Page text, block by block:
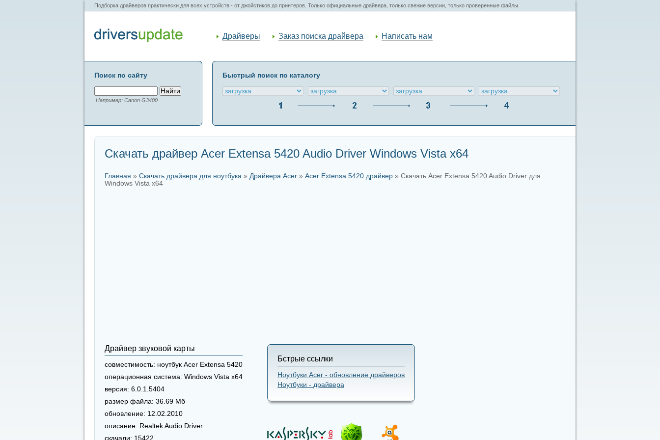
Подборка драйверов практически для всех устройств - от джойстиков до принтеров. Только официальные драйвера, только свежие версии, только проверенные файлы.
Драйверы Заказ поиска драйвера Написать нам
Поиск по сайту
Например: Canon G3400
Быстрый поиск по каталогу
Скачать драйвер Acer Extensa 5420 Audio Driver Windows Vista x64
Главная » Скачать драйвера для ноутбука » Драйвера Acer » Acer Extensa 5420 драйвер » Скачать Acer Extensa 5420 Audio Driver для
Windows Vista x64
Драйвер звуковой карты
совместимость: ноутбук Acer Extensa 5420
операционная система: Windows Vista x64
версия: 6.0.1.5404
размер файла: 36.69 Мб
обновление: 12.02.2010
описание: Realtek Audio Driver
скачали: 15422
Бстрые ссылки
Ноутбуки Acer - обновление драйверов
Ноутбуки - драйвера